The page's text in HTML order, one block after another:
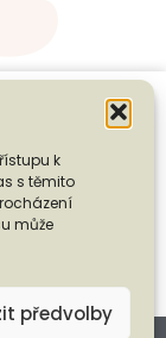
k
s těmito
může
předvolby